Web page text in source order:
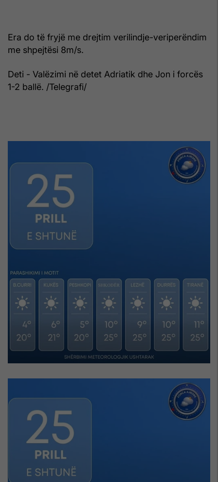
Era do të fryjë me drejtim verilindje-veriperëndim
me shpejtësi 8m/s.
Deti - Valëzimi në detet Adriatik dhe Jon i forcës
1-2 ballë. /Telegrafi/